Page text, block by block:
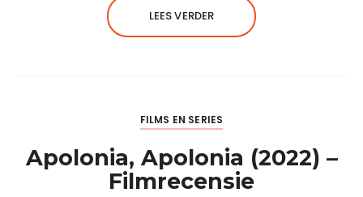
LEES VERDER
FILMS EN SERIES
Apolonia, Apolonia (2022) –
Filmrecensie